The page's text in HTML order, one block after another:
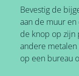
Bevestig de
aan de muur
de knop op zijn
andere
op een bureau